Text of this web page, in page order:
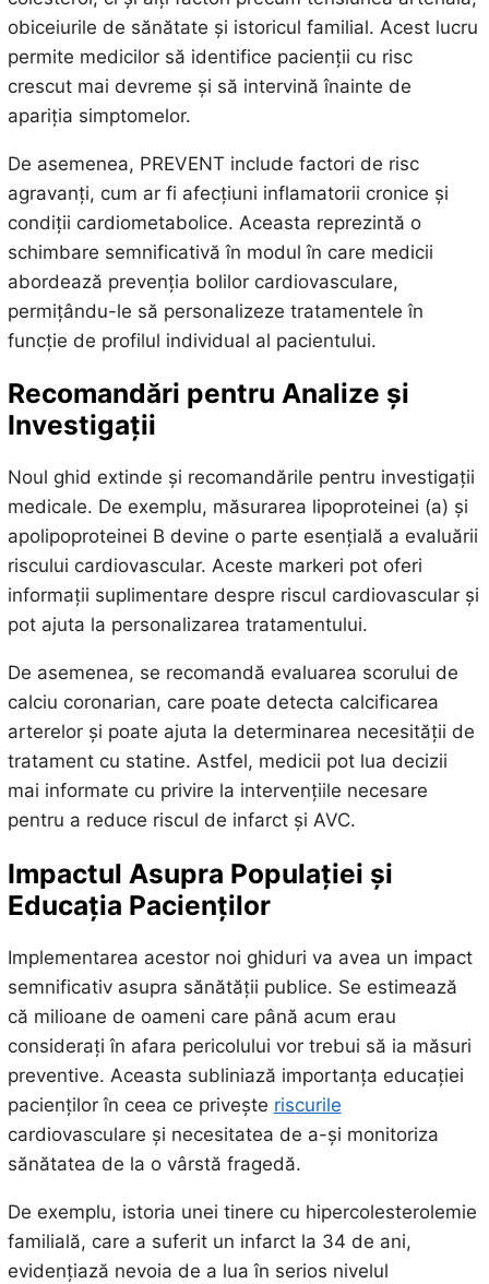
obiceiurile de sănătate și istoricul familial. Acest lucru
permite medicilor să identifice pacienții cu risc
crescut mai devreme și să intervină înainte de
apariția simptomelor.
De asemenea, PREVENT include factori de risc
agravanți, cum ar fi afecțiuni inflamatorii cronice și
condiții cardiometabolice. Aceasta reprezintă o
schimbare semnificativă în modul în care medicii
abordează prevenția bolilor cardiovasculare,
permițându-le să personalizeze tratamentele în
funcție de profilul individual al pacientului.
Recomandări pentru Analize și
Investigații
Noul ghid extinde și recomandările pentru investigații
medicale. De exemplu, măsurarea lipoproteinei (a) și
apolipoproteinei B devine o parte esențială a evaluării
riscului cardiovascular. Aceste markeri pot oferi
informații suplimentare despre riscul cardiovascular și
pot ajuta la personalizarea tratamentului.
De asemenea, se recomandă evaluarea scorului de
calciu coronarian, care poate detecta calcificarea
arterelor și poate ajuta la determinarea necesității de
tratament cu statine. Astfel, medicii pot lua decizii
mai informate cu privire la intervențiile necesare
pentru a reduce riscul de infarct și AVC.
Impactul Asupra Populației și
Educația Pacienților
Implementarea acestor noi ghiduri va avea un impact
semnificativ asupra sănătății publice. Se estimează
că milioane de oameni care până acum erau
considerați în afara pericolului vor trebui să ia măsuri
preventive. Aceasta subliniază importanța educației
pacienților în ceea ce privește riscurile
cardiovasculare și necesitatea de a-și monitoriza
sănătatea de la o vârstă fragedă.
De exemplu, istoria unei tinere cu hipercolesterolemie
familială, care a suferit un infarct la 34 de ani,
evidențiază nevoia de a lua în serios nivelul